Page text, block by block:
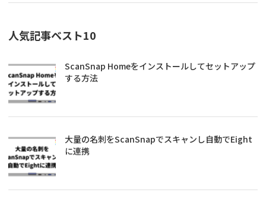
人気記事ベスト10
ScanSnap Homeをインストールしてセットアップ
する方法
大量の名刺をScanSnapでスキャンし自動でEight
に連携